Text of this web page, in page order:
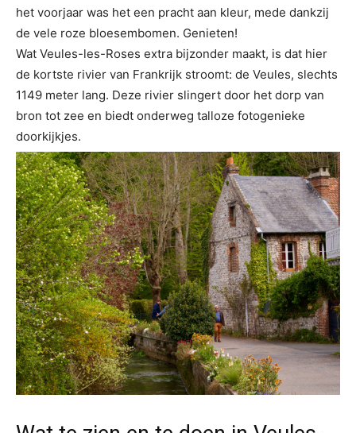
het voorjaar was het een pracht aan kleur, mede dankzij
de vele roze bloesembomen. Genieten!
Wat Veules-les-Roses extra bijzonder maakt, is dat hier
de kortste rivier van Frankrijk stroomt: de Veules, slechts
1149 meter lang. Deze rivier slingert door het dorp van
bron tot zee en biedt onderweg talloze fotogenieke
doorkijkjes.